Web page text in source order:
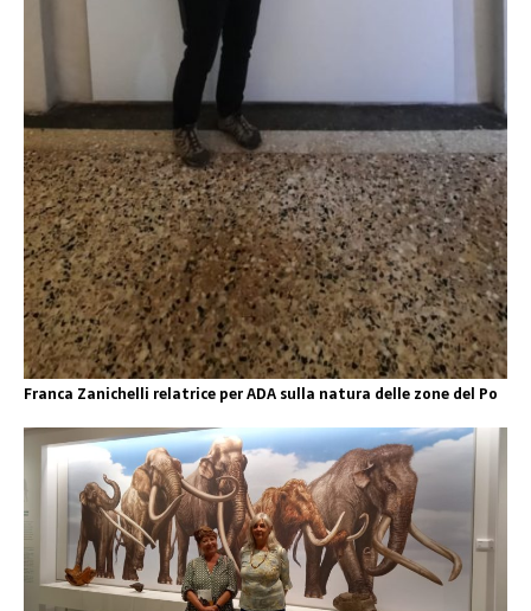
Franca Zanichelli relatrice per ADA sulla natura delle zone del Po